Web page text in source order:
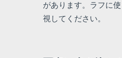
があります。ラフに
視してください。